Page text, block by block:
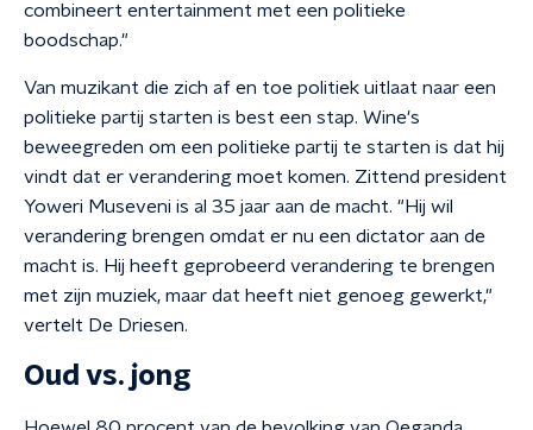
combineert entertainment met een politieke
boodschap."
Van muzikant die zich af en toe politiek uitlaat naar een
politieke partij starten is best een stap. Wine's
beweegreden om een politieke partij te starten is dat hij
vindt dat er verandering moet komen. Zittend president
Yoweri Museveni is al 35 jaar aan de macht. "Hij wil
verandering brengen omdat er nu een dictator aan de
macht is. Hij heeft geprobeerd verandering te brengen
met zijn muziek, maar dat heeft niet genoeg gewerkt,"
vertelt De Driesen.
Oud vs. jong